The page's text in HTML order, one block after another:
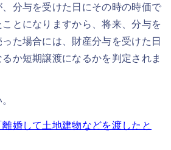
分与を受けた日にその時の時価で
とになりますから、将来、分与を
た場合には、財産分与を受けた日
か短期譲渡になるかを判定されま
婚して土地建物などを渡したと